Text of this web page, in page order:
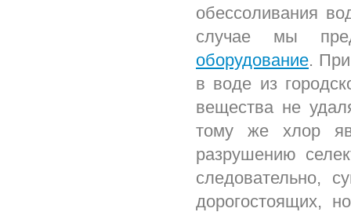
обессоливания
случае мы
оборудование.
в воде из
вещества не
тому же хлор
разрушению
следовательно,
дорогостоящих,